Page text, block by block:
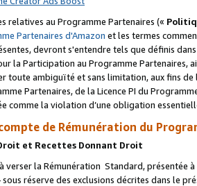
relatives au Programme Partenaires («
Partenaires d'Amazon et les termes
devront s'entendre tels que définis
la Participation au Programme Partenaires,
toute ambiguïté et sans limitation, aux fins
Partenaires, de la Licence PI du
comme la violation d’une obligation
de Rémunération du
et Recettes Donnant Droit
verser la Rémunération Standard, présentée
sous réserve des exclusions décrites dans le